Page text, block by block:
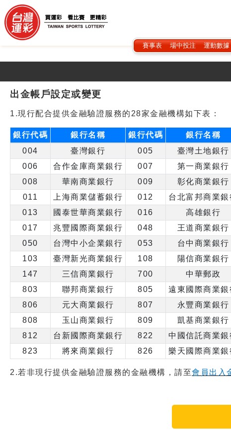
賽事表 場中投注 運動數據
出金帳戶設定或變更
1.現行配合提供金融驗證服務的28家金融機構如下表：
銀行代碼 銀行名稱 銀行代碼
銀行名稱
004
臺灣銀行 005
臺灣土地銀行
006
合作金庫商業銀行 007
第一商業銀行
008
華南商業銀行 009
彰化商業銀行
011
上海商業儲蓄銀行 012
台北富邦商業銀
013
國泰世華商業銀行 016
高雄銀行
017
兆豐國際商業銀行 048
王道商業銀行
050
台灣中小企業銀行 053
台中商業銀行
103
臺灣新光商業銀行 108
陽信商業銀行
147
三信商業銀行 700
中華郵政
803
聯邦商業銀行 805
遠東國際商業銀
806
元大商業銀行 807
永豐商業銀行
808
玉山商業銀行 809
凱基商業銀行
812
台新國際商業銀行 822
中國信託商業銀
823
將來商業銀行 826 樂天國際商業銀
2.若非現行提供金融驗證服務的金融機構，請至會員出入